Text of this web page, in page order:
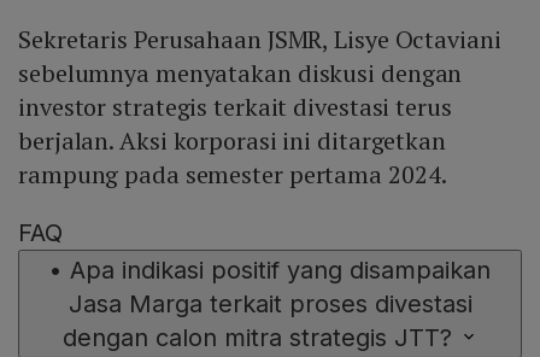
Sekretaris Perusahaan JSMR, Lisye Octaviani
sebelumnya menyatakan diskusi dengan
investor strategis terkait divestasi terus
berjalan. Aksi korporasi ini ditargetkan
rampung pada semester pertama 2024.
FAQ
• Apa indikasi positif yang disampaikan
Jasa Marga terkait proses divestasi
dengan calon mitra strategis JTT?